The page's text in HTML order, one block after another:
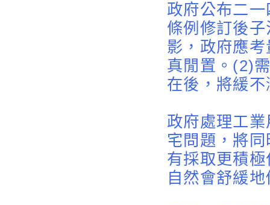
政府公布二
條例修訂後
影，政府應
真閒置。(2)
在後，將緩
政府處理工
宅問題，將
有採取更積
自然會舒緩